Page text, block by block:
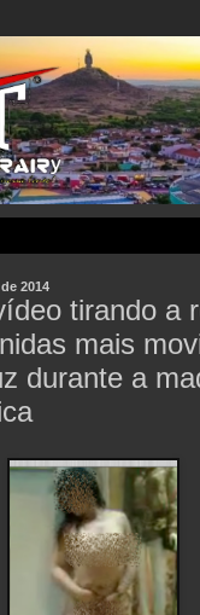
2014
tirando a
mais
durante a